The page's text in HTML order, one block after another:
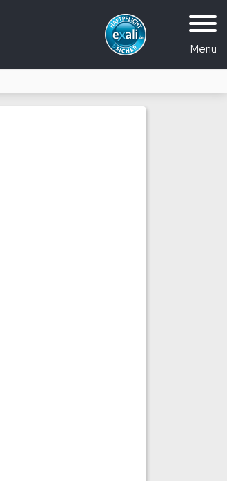
Menü